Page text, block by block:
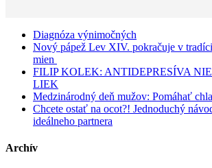
Diagnóza výnimočných
Nový pápež Lev XIV. pokračuje v
mien
FILIP KOLEK: ANTIDEPRESÍVA
LIEK
Medzinárodný deň mužov: Pomáhať
Chcete ostať na ocot?! Jednoduchý
ideálneho partnera
Archív